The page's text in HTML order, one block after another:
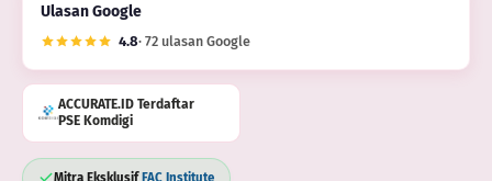
Ulasan Google
4.8· 72 ulasan Google
ACCURATE.ID Terdaftar
PSE Komdigi
Mitra EksklusifFAC Institute